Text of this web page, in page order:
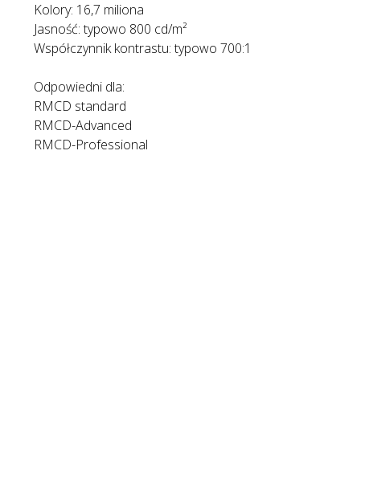
Kolory: 16,7 miliona
Jasność: typowo 800 cd/m²
Współczynnik kontrastu: typowo 700:1
Odpowiedni dla:
RMCD standard
RMCD-Advanced
RMCD-Professional